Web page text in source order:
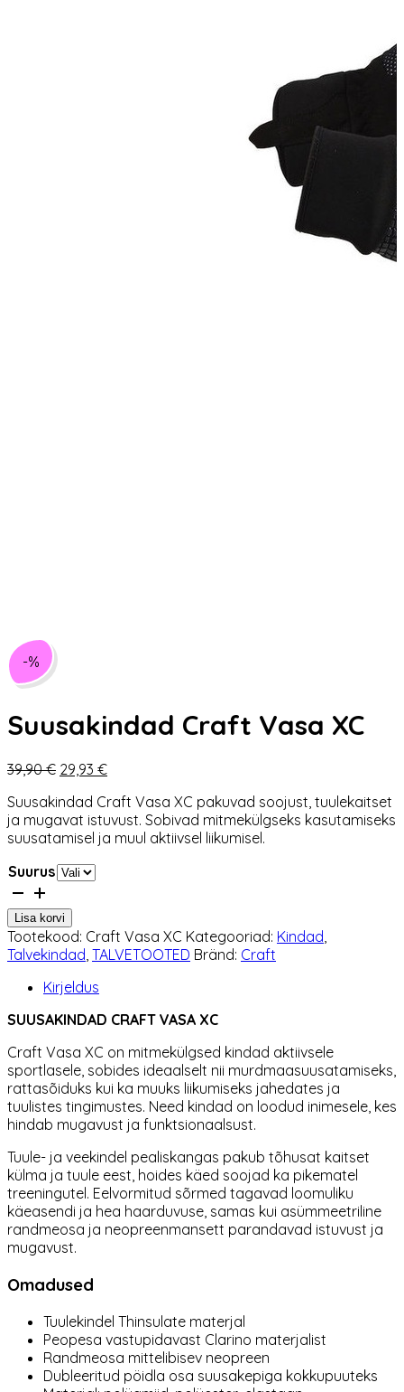
-%
Suusakindad Craft Vasa XC
39,90€ Algne
oli:
39,90 €.
29,93 €Praegune
on:
29,93 €.
Suusakindad Craft Vasa XC pakuvad soojust, tuulekaitset
ja mugavat istuvust. Sobivad mitmekülgseks kasutamiseks
suusatamisel ja muul aktiivsel liikumisel.
Suurus
Suusakindad
Craft
Vasa
XC
kogus
Lisa korvi
Tootekood: Craft Vasa XC Kategooriad: Kindad,
Talvekindad, TALVETOOTED Bränd: Craft
Kirjeldus
SUUSAKINDAD CRAFT VASA XC
Craft Vasa XC on mitmekülgsed kindad aktiivsele
sportlasele, sobides ideaalselt nii murdmaasuusatamiseks,
rattasõiduks kui ka muuks liikumiseks jahedates ja
tuulistes tingimustes. Need kindad on loodud inimesele, kes
hindab mugavust ja funktsionaalsust.
Tuule- ja veekindel pealiskangas pakub tõhusat kaitset
külma ja tuule eest, hoides käed soojad ka pikematel
treeningutel. Eelvormitud sõrmed tagavad loomuliku
käeasendi ja hea haarduvuse, samas kui asümmeetriline
randmeosa ja neopreenmansett parandavad istuvust ja
mugavust.
Omadused
Tuulekindel Thinsulate materjal
Peopesa vastupidavast Clarino materjalist
Randmeosa mittelibisev neopreen
Dubleeritud pöidla osa suusakepiga kokkupuuteks